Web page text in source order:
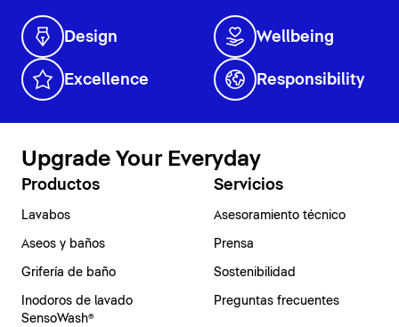
Design Wellbeing
Excellence Responsibility
Upgrade Your Everyday
Productos
Lavabos
Aseos y baños
Grifería de baño
Inodoros de lavado
SensoWash®
Servicios
Asesoramiento técnico
Prensa
Sostenibilidad
Preguntas frecuentes